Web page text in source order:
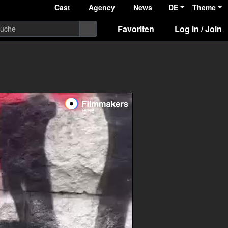
Cast Agency News DE Theme
Favoriten Log in / Join